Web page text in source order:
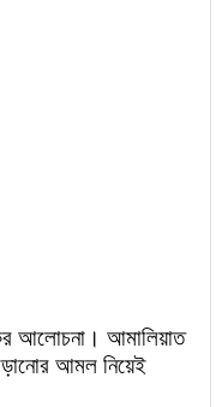
আলোচনা। আমালিয়াত
আমল নিয়েই